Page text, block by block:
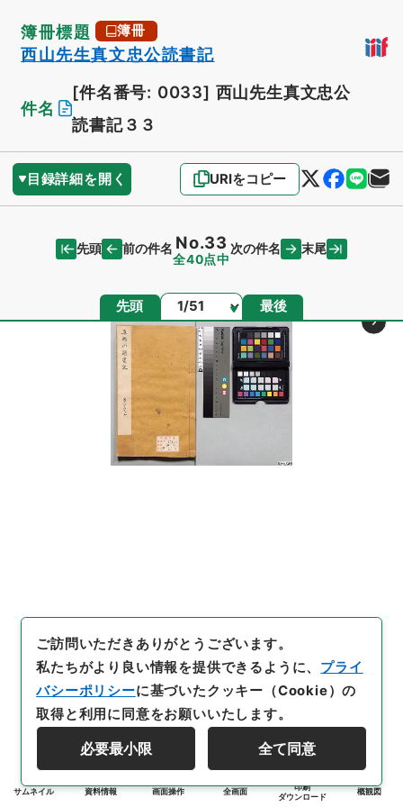
簿冊標題 簿冊
西山先生真文忠公読書記
件名
[件名番号: 0033] 西山先生真文忠公
読書記３３
目録詳細を開く URIをコピー
先頭 前の件名 No.33
全40点中
次の件名 末尾
先頭 ページ 最後
サムネイル 資料情報 画面操作 全画面
印刷
ダウンロード
概観図
ご訪問いただきありがとうございます。
私たちがより良い情報を提供できるように、 プライ
バシーポリシーに基づいたクッキー（Cookie）の
取得と利用に同意をお願いいたします。
必要最小限 全て同意